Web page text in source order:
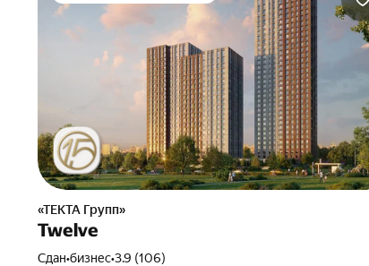
«ТЕКТА Групп»
Twelve
Сдан•бизнес•3.9 (106)